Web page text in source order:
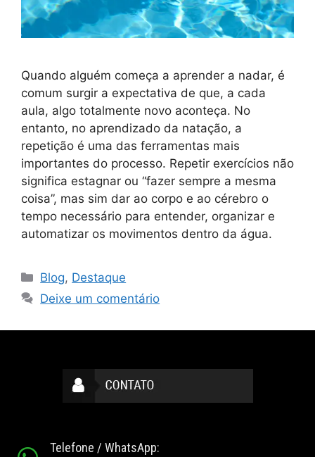
Quando alguém começa a aprender a nadar, é
comum surgir a expectativa de que, a cada
aula, algo totalmente novo aconteça. No
entanto, no aprendizado da natação, a
repetição é uma das ferramentas mais
importantes do processo. Repetir exercícios não
significa estagnar ou “fazer sempre a mesma
coisa”, mas sim dar ao corpo e ao cérebro o
tempo necessário para entender, organizar e
automatizar os movimentos dentro da água.
Blog, Destaque
Deixe um comentário
Telefone / WhatsApp: